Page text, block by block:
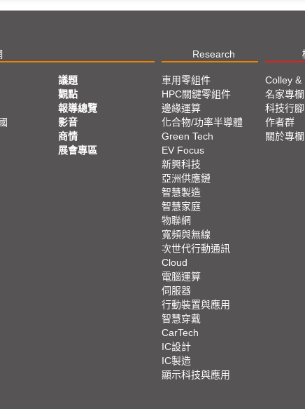
Research
議題
觀點
報導總覽
影音
商情
展會專區
車用零組件
HPC關鍵零組件
邊緣運算
化合物/功率半導體
Green Tech
EV Focus
新興科技
亞洲供應鏈
智慧製造
智慧家庭
物聯網
寬頻與無線
次世代行動通訊
Cloud
電腦運算
伺服器
行動裝置與應用
智慧穿戴
CarTech
IC設計
IC製造
顯示科技與應用
Colley &
名家專欄
科技行腳
作者群
關於專欄